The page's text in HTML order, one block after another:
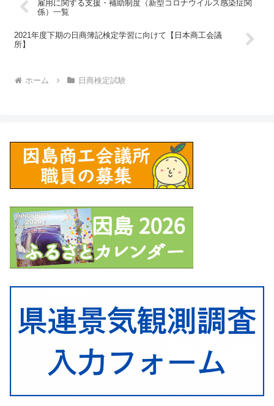
雇用に関する支援・補助制度（新型コロナウイルス感染症関
係）一覧
2021年度下期の日商簿記検定学習に向けて【日本商工会議
所】
ホーム 日商検定試験